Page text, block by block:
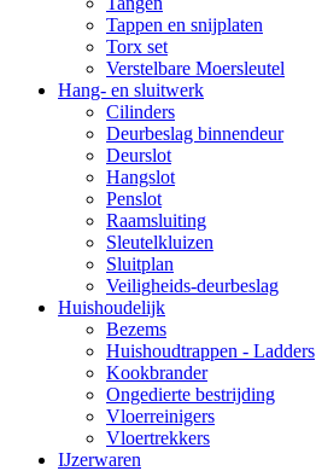
Tappen en snijplaten
Torx set
Verstelbare Moersleutel
Hang- en sluitwerk
Cilinders
Deurbeslag binnendeur
Deurslot
Hangslot
Penslot
Raamsluiting
Sleutelkluizen
Sluitplan
Veiligheids-deurbeslag
Huishoudelijk
Bezems
Huishoudtrappen - Ladders
Kookbrander
Ongedierte bestrijding
Vloerreinigers
Vloertrekkers
IJzerwaren